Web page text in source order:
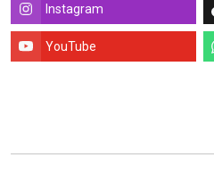
Instagram
YouTube